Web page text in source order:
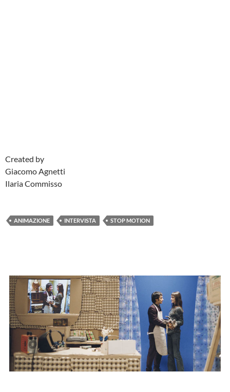
Created by
Giacomo Agnetti
Ilaria Commisso
ANIMAZIONE INTERVISTA STOP MOTION